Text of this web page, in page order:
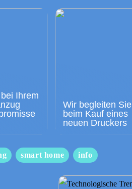
Ihrem
Wir begleiten Sie
beim Kauf eines
neuen Druckers
smart home info